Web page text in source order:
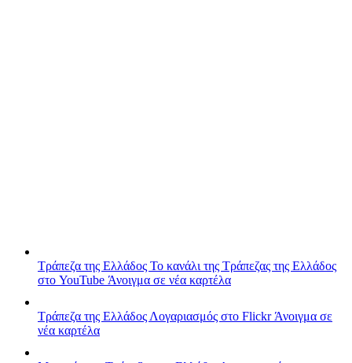
Τράπεζα της Ελλάδος Το κανάλι της Τράπεζας της Ελλάδος
στο YouTube Άνοιγμα σε νέα καρτέλα
Τράπεζα της Ελλάδος Λογαριασμός στο FlickrΆνοιγμα σε
νέα καρτέλα